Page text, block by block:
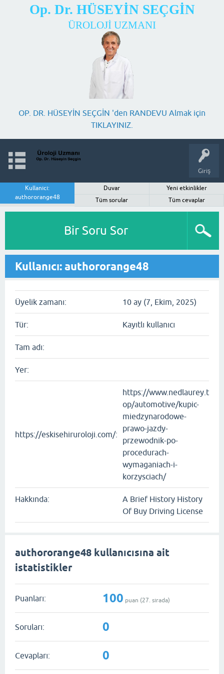
Op. Dr. HÜSEYİN SEÇGİN
ÜROLOJİ UZMANI
OP. DR. HÜSEYİN SEÇGİN 'den RANDEVU Almak için
TIKLAYINIZ.
Giriş
Kullanıcı:
authororange48
Duvar
Yeni etkinlikler
Tüm sorular
Tüm cevaplar
Bir Soru Sor
Kullanıcı: authororange48
Üyelik zamanı: 10 ay (7, Ekim, 2025)
Tür: Kayıtlı kullanıcı
Tam adı:
Yer:
https://eskisehiruroloji.com/:
https://www.nedlaurey.t
op/automotive/kupic-
miedzynarodowe-
prawo-jazdy-
przewodnik-po-
procedurach-
wymaganiach-i-
korzysciach/
Hakkında:
A Brief History History
Of Buy Driving License
authororange48 kullanıcısına ait
istatistikler
Puanları: 100 puan (27 . sırada)
Soruları: 0
Cevapları: 0